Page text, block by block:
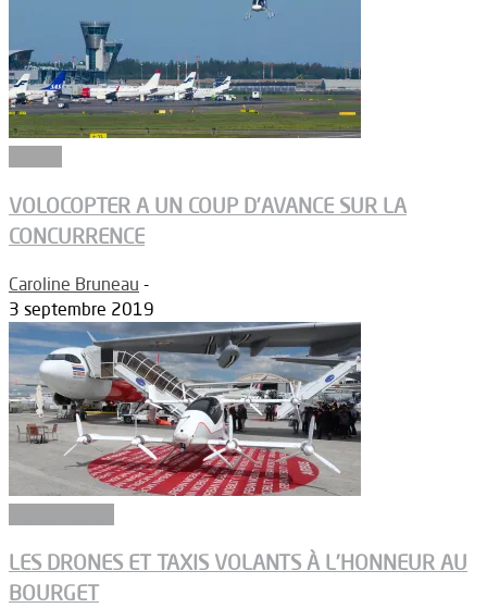
VOLOCOPTER A UN COUP D’AVANCE SUR LA
CONCURRENCE
Caroline Bruneau -
3 septembre 2019
LES DRONES ET TAXIS VOLANTS À L’HONNEUR AU
BOURGET